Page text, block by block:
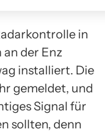
in
der Enz
installiert. Die
gemeldet, und
Signal für
sollten, denn